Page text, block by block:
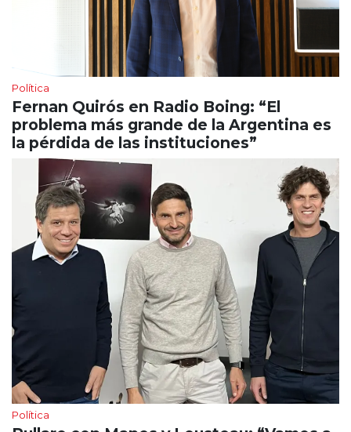
Política
Fernan Quirós en Radio Boing: “El
problema más grande de la Argentina es
la pérdida de las instituciones”
Política